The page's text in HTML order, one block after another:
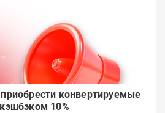
конвертируемые
10%